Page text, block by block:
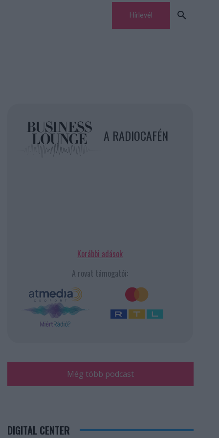
Hírlevél
A RADIOCAFÉN
Korábbi adások
A rovat támogatói:
Még több podcast
DIGITAL CENTER